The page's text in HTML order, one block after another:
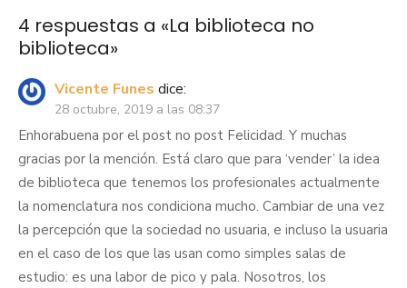
4 respuestas a «La biblioteca no
biblioteca»
Vicente Funes dice:
28 octubre, 2019 a las 08:37
Enhorabuena por el post no post Felicidad. Y muchas
gracias por la mención. Está claro que para ‘vender’ la idea
de biblioteca que tenemos los profesionales actualmente
la nomenclatura nos condiciona mucho. Cambiar de una vez
la percepción que la sociedad no usuaria, e incluso la usuaria
en el caso de los que las usan como simples salas de
estudio: es una labor de pico y pala. Nosotros, los